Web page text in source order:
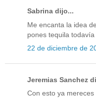
Sabrina dijo...
Me encanta la idea
pones tequila
22 de diciembre de
Jeremias Sanchez
Con esto ya mereces